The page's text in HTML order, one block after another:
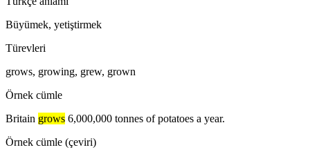
Büyümek, yetiştirmek
Türevleri
grows, growing, grew, grown
Örnek cümle
Britain grows 6,000,000 tonnes of potatoes a year.
Örnek cümle (çeviri)